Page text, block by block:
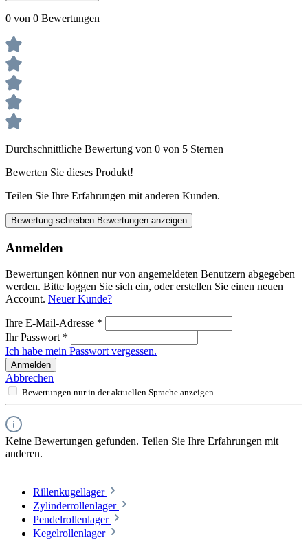
0 von 0 Bewertungen
Durchschnittliche Bewertung von 0 von 5 Sternen
Bewerten Sie dieses Produkt!
Teilen Sie Ihre Erfahrungen mit anderen Kunden.
Bewertung schreiben Bewertungen anzeigen
Anmelden
Bewertungen können nur von angemeldeten Benutzern abgegeben
werden. Bitte loggen Sie sich ein, oder erstellen Sie einen neuen
Account. Neuer Kunde?
Ihre E-Mail-Adresse *
Ihr Passwort *
Ich habe mein Passwort vergessen.
Anmelden
Abbrechen
Bewertungen nur in der aktuellen Sprache anzeigen.
Keine Bewertungen gefunden. Teilen Sie Ihre Erfahrungen mit
anderen.
Rillenkugellager
Zylinderrollenlager
Pendelrollenlager
Kegelrollenlager